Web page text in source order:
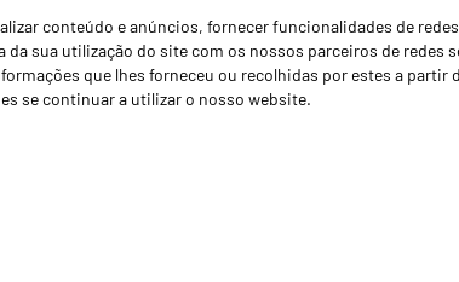
conteúdo e anúncios, fornecer funcionalidades de
sua utilização do site com os nossos parceiros de redes
que lhes forneceu ou recolhidas por estes a partir
se continuar a utilizar o nosso website.
Agricultura
Transportes
Gama Floresta
Notícias